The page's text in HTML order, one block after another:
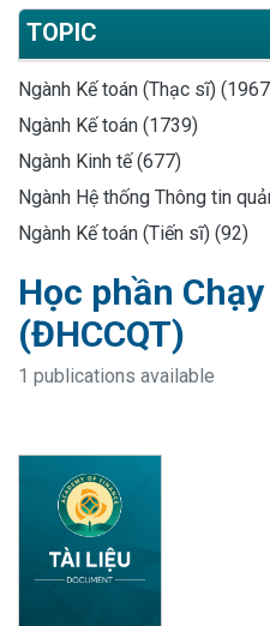
TOPIC
Ngành Kế toán (Thạc sĩ)
Ngành Kế toán (1739)
Ngành Kinh tế (677)
Ngành Hệ thống Thông tin
Ngành Kế toán (Tiến sĩ) (92)
Học phần
(ĐHCCQT)
1 publications available